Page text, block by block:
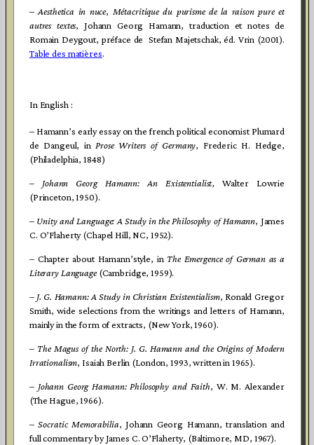
–Aesthetica in nuce, Métacritique du purisme de la raison pure et
autres textes, Johann Georg Hamann, traduction et notes de
Romain Deygout, préface de Stefan Majetschak, éd. Vrin (2001).
Table des matières.
In English :
– Hamann’s early essay on the french political economist Plumard
de Dangeul, inProse Writers of Germany, Frederic H. Hedge,
(Philadelphia, 1848)
– Johann Georg Hamann: An Existentialist, Walter Lowrie
(Princeton, 1950).
– Unity and Language: A Study in the Philosophy of Hamann, James
C. O’Flaherty (Chapel Hill, NC, 1952).
– Chapter about Hamann’style, in The Emergence of German as a
Literary Language (Cambridge, 1959).
– J. G. Hamann: A Study in Christian Existentialism, Ronald Gregor
Smith, wide selections from the writings and letters of Hamann,
mainly in the form of extracts, (New York, 1960).
– The Magus of the North: J. G. Hamann and the Origins of Modern
Irrationalism, Isaiah Berlin (London, 1993, written in 1965).
– Johann Georg Hamann: Philosophy and Faith, W. M. Alexander
(The Hague, 1966).
–Socratic Memorabilia, Johann Georg Hamann, translation and
full commentary by James C. O’Flaherty, (Baltimore, MD, 1967).